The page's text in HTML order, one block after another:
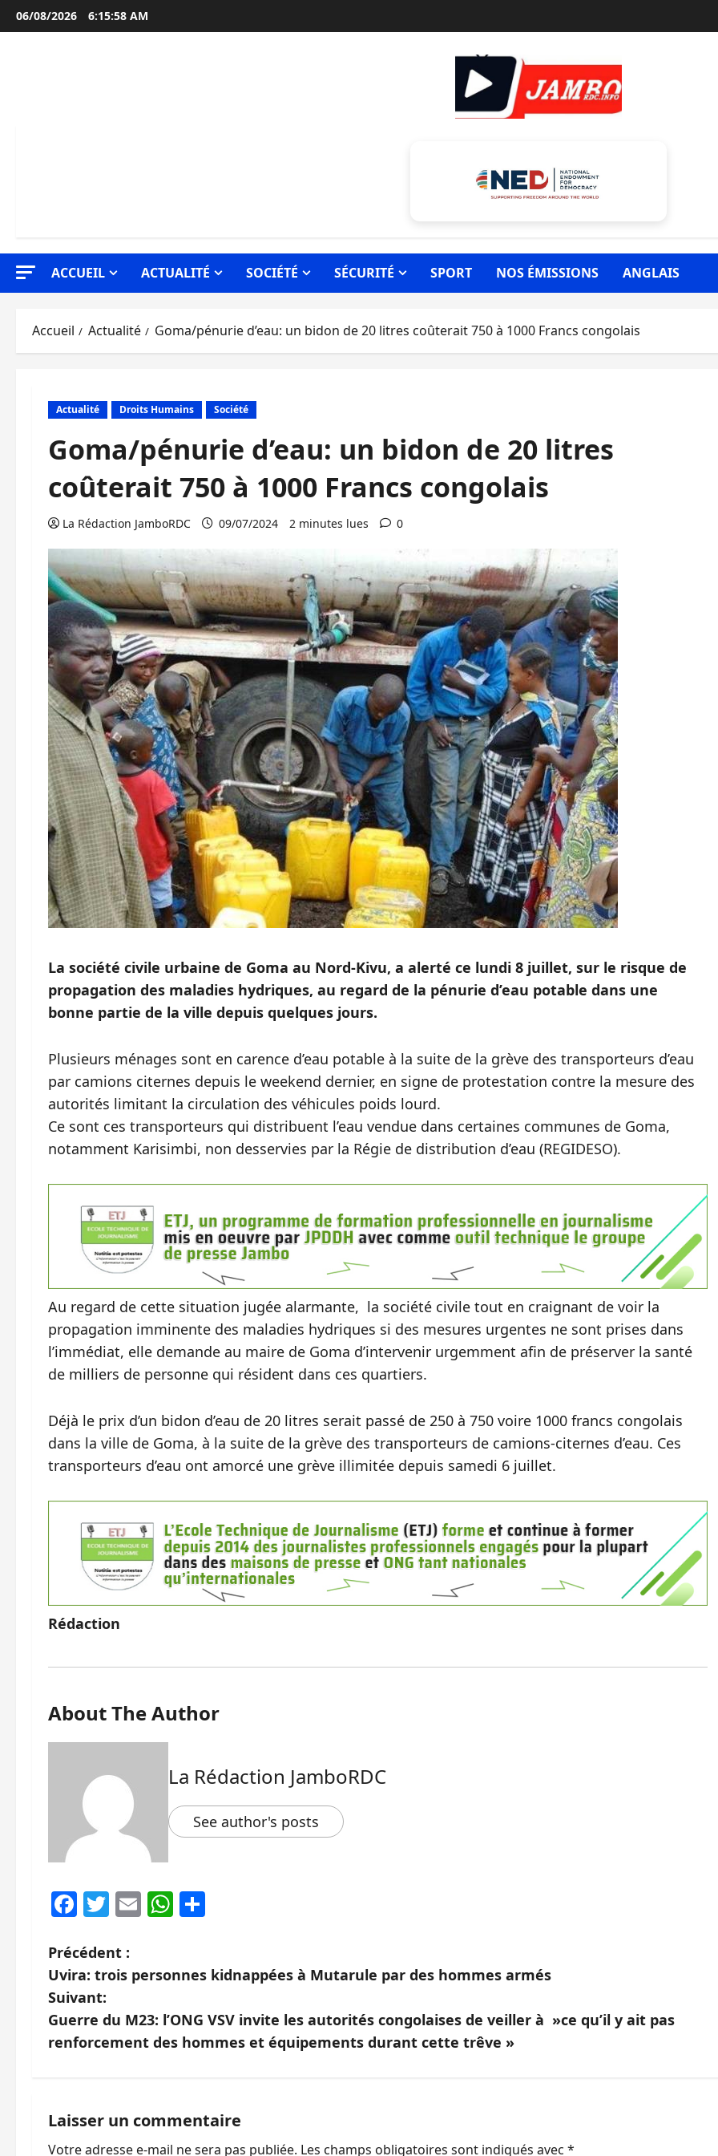
Aller
au
06/08/2026 6:15:59 AM
ACCUEIL ACTUALITÉ SOCIÉTÉ SÉCURITÉ SPORT NOS ÉMISSIONS ANGLAIS
Accueil Actualité Goma/pénurie d’eau: un bidon de 20 litres coûterait 750 à 1000 Francs congolais
Actualité Droits Humains Société
Goma/pénurie d’eau: un bidon de 20 litres
coûterait 750 à 1000 Francs congolais
La Rédaction JamboRDC 09/07/2024 2 minutes lues 0
La société civile urbaine de Goma au Nord-Kivu, a alerté ce lundi 8 juillet, sur le risque de
propagation des maladies hydriques, au regard de la pénurie d’eau potable dans une
bonne partie de la ville depuis quelques jours.
Plusieurs ménages sont en carence d’eau potable à la suite de la grève des transporteurs d’eau
par camions citernes depuis le weekend dernier, en signe de protestation contre la mesure des
autorités limitant la circulation des véhicules poids lourd.
Ce sont ces transporteurs qui distribuent l’eau vendue dans certaines communes de Goma,
notamment Karisimbi, non desservies par la Régie de distribution d’eau (REGIDESO).
Au regard de cette situation jugée alarmante, la société civile tout en craignant de voir la
propagation imminente des maladies hydriques si des mesures urgentes ne sont prises dans
l’immédiat, elle demande au maire de Goma d’intervenir urgemment afin de préserver la santé
de milliers de personne qui résident dans ces quartiers.
Déjà le prix d’un bidon d’eau de 20 litres serait passé de 250 à 750 voire 1000 francs congolais
dans la ville de Goma, à la suite de la grève des transporteurs de camions-citernes d’eau. Ces
transporteurs d’eau ont amorcé une grève illimitée depuis samedi 6 juillet.
Rédaction
About The Author
La Rédaction JamboRDC
See author's posts
Facebook
Twitter
EmailWhatsApp
N
a
v
i
a
Précédent :
Uvira: trois personnes kidnappées à Mutarule par des hommes armés
Suivant:
Guerre du M23: l’ONG VSV invite les autorités congolaises de veiller à »ce qu’il y ait pas
renforcement des hommes et équipements durant cette trêve »
Laisser un commentaire
Votre adresse e-mail ne sera pas publiée. Les champs obligatoires sont indiqués avec *